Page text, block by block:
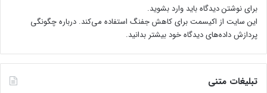
برای نوشتن دیدگاه باید وارد بشوید.
این سایت از اکیسمت برای کاهش جفنگ استفاده می‌کند. درباره چگونگی
پردازش داده‌های دیدگاه خود بیشتر بدانید.
تبلیغات متنی